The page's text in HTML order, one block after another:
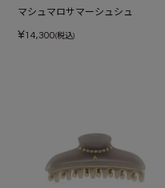
マシュマロサマーシュシュ
¥14,300(税込)